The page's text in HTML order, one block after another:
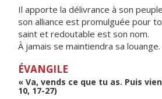
Il apporte la délivrance à son
son alliance est promulguée pour
saint et redoutable est son nom.
À jamais se maintiendra sa louange.
ÉVANGILE
« Va, vends ce que tu as. Puis
10, 17-27)